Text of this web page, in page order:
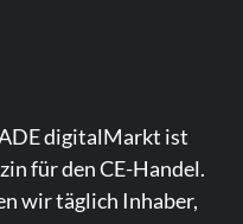
in
Märkten aus
digitalMarkt ist
für den CE-Handel.
wir täglich Inhaber,